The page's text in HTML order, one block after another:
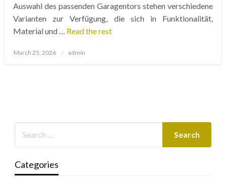
Auswahl des passenden Garagentors stehen verschiedene
Varianten zur Verfügung, die sich in Funktionalität,
Material und … Read the rest
Posted
March 25, 2026 admin
Categories